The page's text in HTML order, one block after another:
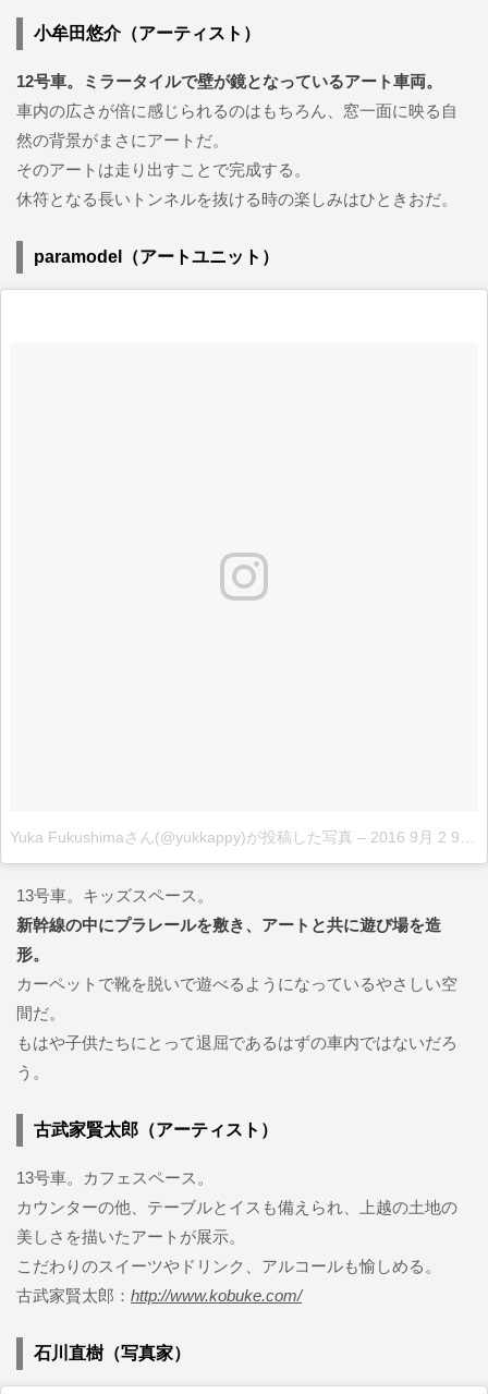
小牟田悠介（アーティスト）
12号車。ミラータイルで壁が鏡となっているアート車両。
車内の広さが倍に感じられるのはもちろん、窓一面に映る自
然の背景がまさにアートだ。
そのアートは走り出すことで完成する。
休符となる長いトンネルを抜ける時の楽しみはひときおだ。
paramodel（アートユニット）
Yuka Fukushimaさん(@yukkappy)が投稿した写真 – 2016 9月 2 9:41午後 PDT
13号車。キッズスペース。
新幹線の中にプラレールを敷き、アートと共に遊び場を造
形。
カーペットで靴を脱いで遊べるようになっているやさしい空
間だ。
もはや子供たちにとって退屈であるはずの車内ではないだろ
う。
古武家賢太郎（アーティスト）
13号車。カフェスペース。
カウンターの他、テーブルとイスも備えられ、上越の土地の
美しさを描いたアートが展示。
こだわりのスイーツやドリンク、アルコールも愉しめる。
古武家賢太郎： http://www.kobuke.com/
石川直樹（写真家）